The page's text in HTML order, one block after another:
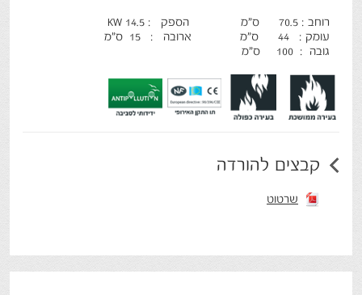
רוחב : 70.5 ס"מ הספק : 14.5 KW
עומק : 44 ס"מ ארובה : 15 ס"מ
גובה : 100 ס"מ
קבצים להורדה
שרטוט